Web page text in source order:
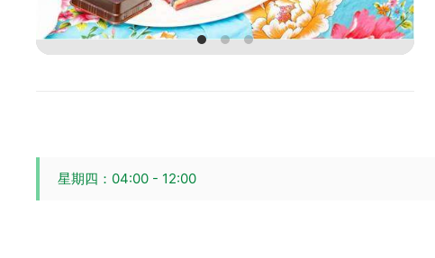
星期四：04:00 - 12:00